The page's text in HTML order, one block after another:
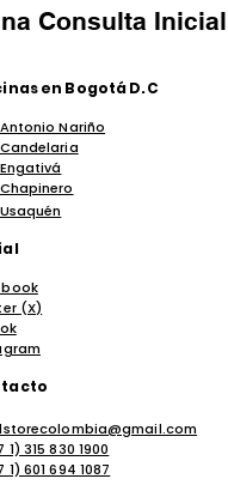
Consulta
en Bogotá D.C
Nariño
(X)
1) 315 830 1900
1) 601 694 1087